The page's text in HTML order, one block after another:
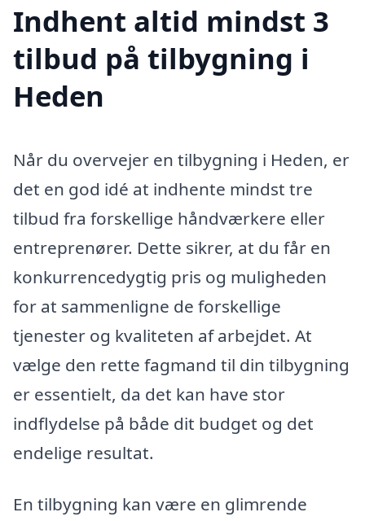
Indhent altid mindst 3
tilbud på tilbygning i
Heden
Når du overvejer en tilbygning i Heden, er
det en god idé at indhente mindst tre
tilbud fra forskellige håndværkere eller
entreprenører. Dette sikrer, at du får en
konkurrencedygtig pris og muligheden
for at sammenligne de forskellige
tjenester og kvaliteten af arbejdet. At
vælge den rette fagmand til din tilbygning
er essentielt, da det kan have stor
indflydelse på både dit budget og det
endelige resultat.
En tilbygning kan være en glimrende